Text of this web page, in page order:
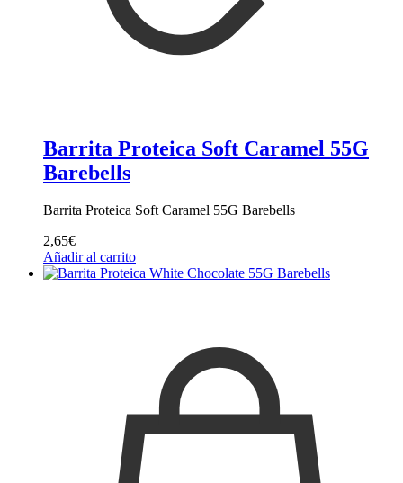
Barrita Proteica Soft Caramel 55G
Barebells
Barrita Proteica Soft Caramel 55G Barebells
2,65€
Añadir al carrito